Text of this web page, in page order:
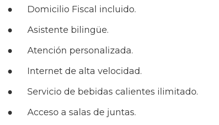
● Domicilio Fiscal incluido.
● Asistente bilingüe.
● Atención personalizada.
● Internet de alta velocidad.
● Servicio de bebidas calientes ilimitado.
● Acceso a salas de juntas.